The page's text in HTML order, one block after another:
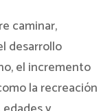
caminar,
desarrollo
el incremento
la recreación